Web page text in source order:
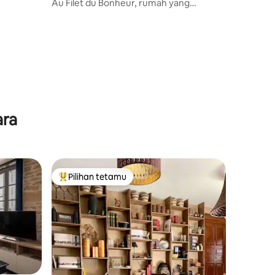
Au Filet du Bonheur, rumah yang
Pilihan utama tetamu
Pilihan tetamu